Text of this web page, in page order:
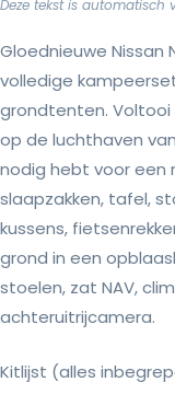
Deze tekst is automatisch
Gloednieuwe
volledige
grondtenten. Voltooi
op de luchthaven
nodig hebt voor een
slaapzakken, tafel,
kussens,
grond in een
stoelen, zat NAV,
achteruitrijcamera.
Kitlijst (alles